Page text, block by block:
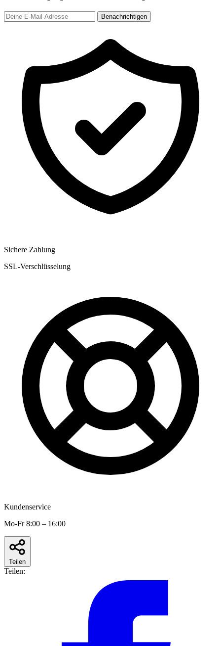
Benachrichtigen
Sichere Zahlung
SSL-Verschlüsselung
Kundenservice
Mo-Fr 8:00 – 16:00
Teilen
Teilen: